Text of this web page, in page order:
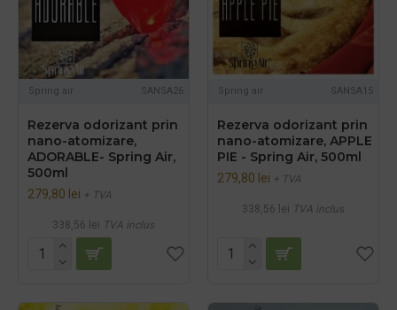
Spring air SANSA26
Rezerva odorizant prin
nano-atomizare,
ADORABLE- Spring Air,
500ml
279,80 lei + TVA
338,56 lei TVA inclus
Spring air SANSA15
Rezerva odorizant prin
nano-atomizare, APPLE
PIE - Spring Air, 500ml
279,80 lei + TVA
338,56 lei TVA inclus